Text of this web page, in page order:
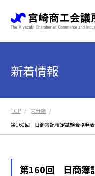
新着情報
TOP
未分類
第160回 日商簿記検定試験合格発表
第160回 日商簿